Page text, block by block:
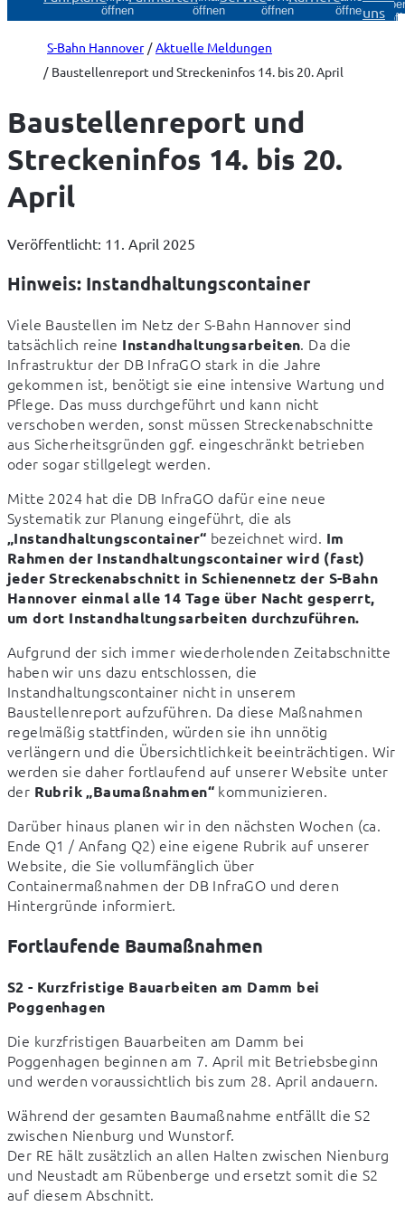
öffnen
öffnen
öffnen
öffnenuns
S-Bahn Hannover
Aktuelle Meldungen
Baustellenreport und Streckeninfos 14. bis 20. April
Baustellenreport und
Streckeninfos 14. bis 20.
April
Veröffentlicht: 11. April 2025
Hinweis: Instandhaltungscontainer
Viele Baustellen im Netz der S-Bahn Hannover sind
tatsächlich reine Instandhaltungsarbeiten. Da die
Infrastruktur der DB InfraGO stark in die Jahre
gekommen ist, benötigt sie eine intensive Wartung und
Pflege. Das muss durchgeführt und kann nicht
verschoben werden, sonst müssen Streckenabschnitte
aus Sicherheitsgründen ggf. eingeschränkt betrieben
oder sogar stillgelegt werden.
Mitte 2024 hat die DB InfraGO dafür eine neue
„Instandhaltungscontainer“ bezeichnet wird. Im
Rahmen der Instandhaltungscontainer wird (fast)
jeder Streckenabschnitt in Schienennetz der S-Bahn
Hannover einmal alle 14 Tage über Nacht gesperrt,
um dort Instandhaltungsarbeiten durchzuführen.
Aufgrund der sich immer wiederholenden Zeitabschnitte
haben wir uns dazu entschlossen, die
Instandhaltungscontainer nicht in unserem
Baustellenreport aufzuführen. Da diese Maßnahmen
regelmäßig stattfinden, würden sie ihn unnötig
verlängern und die Übersichtlichkeit beeinträchtigen. Wir
werden sie daher fortlaufend auf unserer Website unter
der Rubrik „Baumaßnahmen“ kommunizieren.
Darüber hinaus planen wir in den nächsten Wochen (ca.
Ende Q1 / Anfang Q2) eine eigene Rubrik auf unserer
Website, die Sie vollumfänglich über
Containermaßnahmen der DB InfraGO und deren
Hintergründe informiert.
Fortlaufende Baumaßnahmen
S2 - Kurzfristige Bauarbeiten am Damm bei
Poggenhagen
Die kurzfristigen Bauarbeiten am Damm bei
Poggenhagen beginnen am 7. April mit Betriebsbeginn
und werden voraussichtlich bis zum 28. April andauern.
Während der gesamten Baumaßnahme entfällt die S2
zwischen Nienburg und Wunstorf.
Der RE hält zusätzlich an allen Halten zwischen Nienburg
und Neustadt am Rübenberge und ersetzt somit die S2
auf diesem Abschnitt.